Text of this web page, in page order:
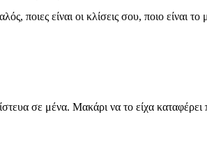
ποιες είναι οι κλίσεις σου, ποιο
σε μένα. Μακάρι να το είχα καταφέρει